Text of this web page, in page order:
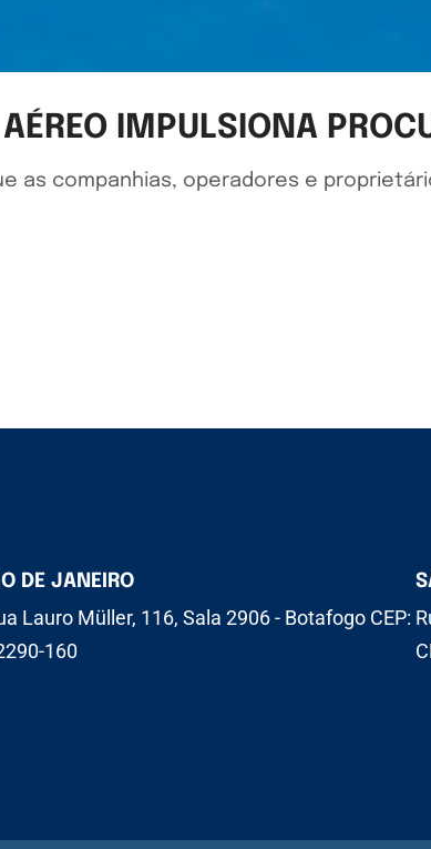
IMPULSIONA
as companhias, operadores e
DE JANEIRO
Lauro Müller, 116, Sala 2906 - Botafogo CEP:
160